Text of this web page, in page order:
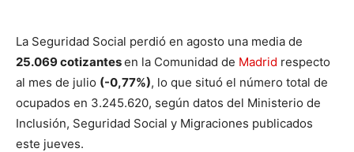
La Seguridad Social perdió en agosto una media de
25.069 cotizantesen la Comunidad de Madrid respecto
al mes de julio (-0,77%), lo que situó el número total de
ocupados en 3.245.620, según datos del Ministerio de
Inclusión, Seguridad Social y Migraciones publicados
este jueves.